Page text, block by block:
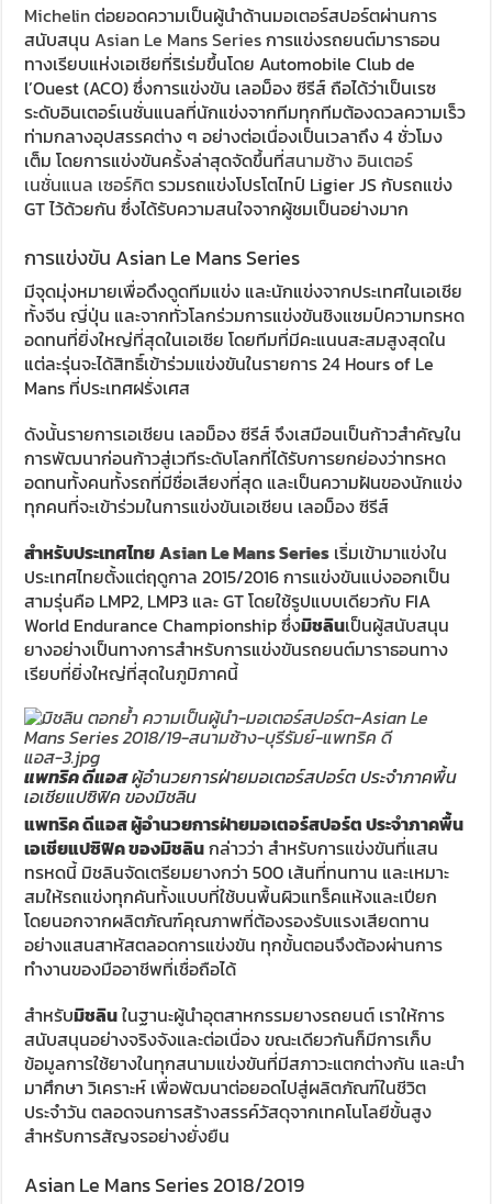
Michelinต่อยอดความเป็นผู้นำด้านมอเตอร์สปอร์ตผ่านการ
สนับสนุน Asian Le Mans Seriesการแข่งรถยนต์มาราธอน
ทางเรียบแห่งเอเชียที่ริเร่มขึ้นโดย Automobile Club de
l’Ouest (ACO) ซึ่งการแข่งขัน เลอม็อง ซีรีส์ ถือได้ว่าเป็นเรซ
ระดับอินเตอร์เนชั่นแนลที่นักแข่งจากทีมทุกทีมต้องดวลความเร็ว
ท่ามกลางอุปสรรคต่าง ๆ อย่างต่อเนื่องเป็นเวลาถึง 4 ชั่วโมง
เต็ม โดยการแข่งขันครั้งล่าสุดจัดขึ้นที่สนามช้าง อินเตอร์
เนชั่นแนล เซอร์กิตรวมรถแข่งโปรโตไทป์ Ligier JS กับรถแข่ง
GT ไว้ด้วยกัน ซึ่งได้รับความสนใจจากผู้ชมเป็นอย่างมาก
การแข่งขัน Asian Le Mans Series
มีจุดมุ่งหมายเพื่อดึงดูดทีมแข่ง และนักแข่งจากประเทศในเอเชีย
ทั้งจีน ญี่ปุ่น และจากทั่วโลกร่วมการแข่งขันชิงแชมป์ความทรหด
อดทนที่ยิ่งใหญ่ที่สุดในเอเซีย โดยทีมที่มีคะแนนสะสมสูงสุดใน
แต่ละรุ่นจะได้สิทธิ์เข้าร่วมแข่งขันในรายการ 24 Hours of Le
Mans ที่ประเทศฝรั่งเศส
ดังนั้นรายการเอเชียน เลอม็อง ซีรีส์ จึงเสมือนเป็นก้าวสำคัญใน
การพัฒนาก่อนก้าวสู่เวทีระดับโลกที่ได้รับการยกย่องว่าทรหด
อดทนทั้งคนทั้งรถที่มีชื่อเสียงที่สุด และเป็นความฝันของนักแข่ง
ทุกคนที่จะเข้าร่วมในการแข่งขันเอเชียน เลอม็อง ซีรีส์
สำหรับประเทศไทยAsian Le Mans Series เริ่มเข้ามาแข่งใน
ประเทศไทยตั้งแต่ฤดูกาล 2015/2016 การแข่งขันแบ่งออกเป็น
สามรุ่นคือ LMP2, LMP3 และ GT โดยใช้รูปแบบเดียวกับ FIA
World Endurance Championship ซึ่งมิชลินเป็นผู้สนับสนุน
ยางอย่างเป็นทางการสำหรับการแข่งขันรถยนต์มาราธอนทาง
เรียบที่ยิ่งใหญ่ที่สุดในภูมิภาคนี้
แพทริค ดีแอสผู้อำนวยการฝ่ายมอเตอร์สปอร์ต ประจำภาคพื้น
เอเชียแปซิฟิค ของมิชลิน
แพทริค ดีแอส ผู้อำนวยการฝ่ายมอเตอร์สปอร์ต ประจำภาคพื้น
เอเชียแปซิฟิค ของมิชลินกล่าวว่า สำหรับการแข่งขันที่แสน
ทรหดนี้ มิชลินจัดเตรียมยางกว่า 500 เส้นที่ทนทาน และเหมาะ
สมให้รถแข่งทุกคันทั้งแบบที่ใช้บนพื้นผิวแทร็คแห้งและเปียก
โดยนอกจากผลิตภัณฑ์คุณภาพที่ต้องรองรับแรงเสียดทาน
อย่างแสนสาหัสตลอดการแข่งขัน ทุกขั้นตอนจึงต้องผ่านการ
ทำงานของมืออาชีพที่เชื่อถือได้
สำหรับมิชลินในฐานะผู้นำอุตสาหกรรมยางรถยนต์ เราให้การ
สนับสนุนอย่างจริงจังและต่อเนื่อง ขณะเดียวกันก็มีการเก็บ
ข้อมูลการใช้ยางในทุกสนามแข่งขันที่มีสภาวะแตกต่างกัน และนำ
มาศึกษา วิเคราะห์ เพื่อพัฒนาต่อยอดไปสู่ผลิตภัณฑ์ในชีวิต
ประจำวัน ตลอดจนการสร้างสรรค์วัสดุจากเทคโนโลยีขั้นสูง
สำหรับการสัญจรอย่างยั่งยืน
Asian Le Mans Series 2018/2019